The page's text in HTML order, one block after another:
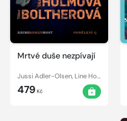
Mrtvé duše nezpívají
Jussi Adler-Olsen, Line Holm, Stine Bolther
479 Kč